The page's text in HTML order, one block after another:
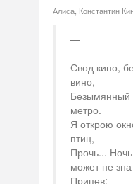
Алиса, Константин
Свод кино,
вино,
Безымянный
метро.
Я открою
птиц,
Прочь...
может не
Припев: